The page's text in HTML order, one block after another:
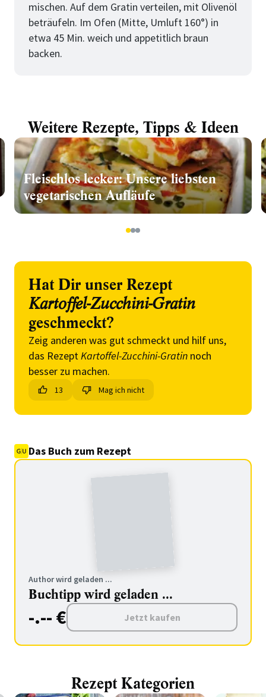
mischen. Auf dem Gratin verteilen, mit Olivenöl
beträufeln. Im Ofen (Mitte, Umluft 160°) in
etwa 45 Min. weich und appetitlich braun
backen.
Weitere Rezepte, Tipps & Ideen
Fleischlos lecker: Unsere liebsten
vegetarischen Aufläufe
123
Hat Dir unser Rezept
Kartoffel-Zucchini-Gratin
geschmeckt?
Zeig anderen was gut schmeckt und hilf uns,
das RezeptKartoffel-Zucchini-Gratin noch
besser zu machen.
13 Mag ich nicht
Das Buch zum Rezept
Author wird geladen ...
Buchtipp wird geladen ...
-.-- € Jetzt kaufen
Rezept Kategorien